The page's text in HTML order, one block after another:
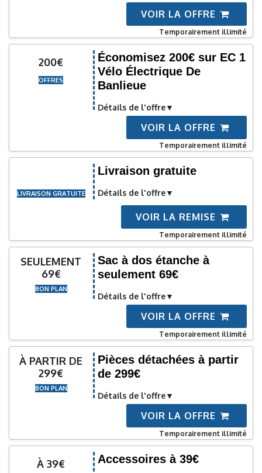
VOIR LA OFFRE
Temporairement illimité
200€
OFFRES
Économisez 200€ sur EC 1
Vélo Électrique De
Banlieue
Détails de l'offre
VOIR LA OFFRE
Temporairement illimité
LIVRAISON GRATUITE
Livraison gratuite
Détails de l'offre
VOIR LA REMISE
Temporairement illimité
SEULEMENT
69€
BON PLAN
Sac à dos étanche à
seulement 69€
Détails de l'offre
VOIR LA OFFRE
Temporairement illimité
À PARTIR DE
299€
BON PLAN
Pièces détachées à partir
de 299€
Détails de l'offre
VOIR LA OFFRE
Temporairement illimité
À 39€ Accessoires à 39€